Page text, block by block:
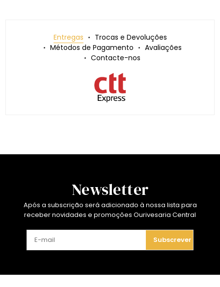
Entregas
Trocas e Devoluções
Métodos de Pagamento
Avaliações
Contacte-nos
Newsletter
Após a subscrição será adicionado à nossa lista para
receber novidades e promoções Ourivesaria Central
Subscrever